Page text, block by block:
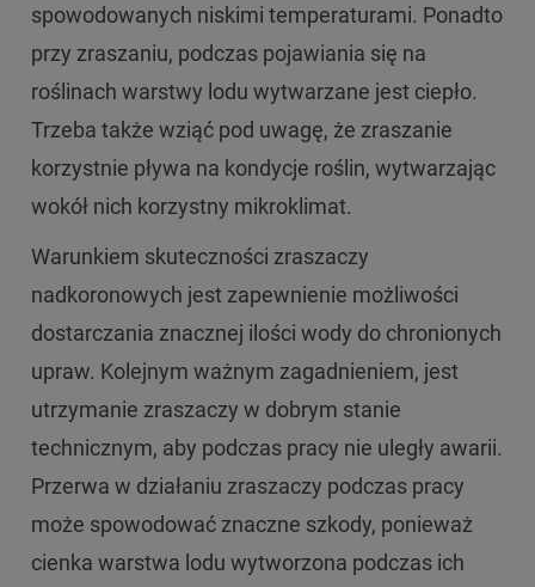
spowodowanych niskimi temperaturami. Ponadto
przy zraszaniu, podczas pojawiania się na
roślinach warstwy lodu wytwarzane jest ciepło.
Trzeba także wziąć pod uwagę, że zraszanie
korzystnie pływa na kondycje roślin, wytwarzając
wokół nich korzystny mikroklimat.
Warunkiem skuteczności zraszaczy
nadkoronowych jest zapewnienie możliwości
dostarczania znacznej ilości wody do chronionych
upraw. Kolejnym ważnym zagadnieniem, jest
utrzymanie zraszaczy w dobrym stanie
technicznym, aby podczas pracy nie uległy awarii.
Przerwa w działaniu zraszaczy podczas pracy
może spowodować znaczne szkody, ponieważ
cienka warstwa lodu wytworzona podczas ich